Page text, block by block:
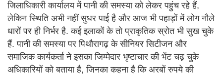
जिलाधिकारी कार्यालय में पानी की समस्या को लेकर पहुंच रहे हैं,
लेकिन स्थिति अभी नहीं सुधर पाई है और आज भी पहाड़ों में लोग नौले
धारों पर ही निर्भर है. कई इलाकों के तो प्राकृतिक स्रोत भी सुख चुके
हैं. पानी की समस्या पर पिथौरागढ़ के सीनियर सिटीजन और
समाजिक कार्यकर्ता ने इसका जिम्मेदार भृष्टाचार की भेंट चढ़ चुके
अधिकारियों को बताया है, जिनका कहना है कि अरबों रुपये की